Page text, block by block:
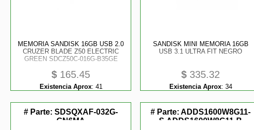
MEMORIA SANDISK 16GB USB 2.0
CRUZER BLADE Z50 ELECTRIC
GREEN SDCZ50C-016G-B35GE
$ 165.45
Existencia Aprox: 41
SANDISK MINI MEMORIA 16GB
USB 3.1 ULTRA FIT NEGRO
$ 335.32
Existencia Aprox: 34
# Parte:SDSQXAF-032G-
GN6MA
# Parte:ADDS1600W8G11-
S,ADDS1600W8G11-B